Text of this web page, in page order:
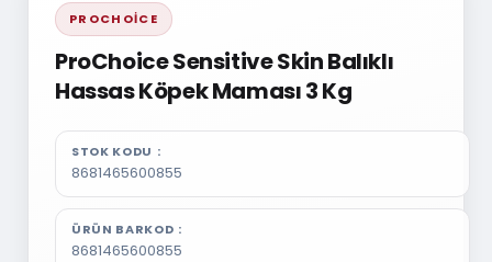
PROCHOICE
ProChoice Sensitive Skin Balıklı
Hassas Köpek Maması 3 Kg
STOK KODU
8681465600855
ÜRÜN BARKOD
8681465600855